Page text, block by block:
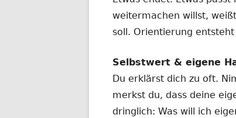
weitermachen willst,
soll. Orientierung
Selbstwert & eigene
Du erklärst dich zu oft.
merkst du, dass deine
dringlich: Was will ich